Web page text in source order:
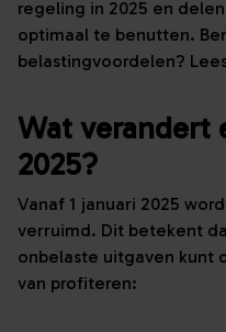
regeling in 2025 en
optimaal te benutten.
belastingvoordelen?
Wat verandert
2025?
Vanaf 1 januari 2025
verruimd. Dit betekent
onbelaste uitgaven kunt
van profiteren: